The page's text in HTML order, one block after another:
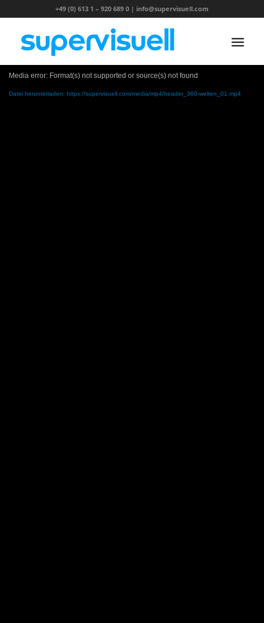
+49 (0) 613 1 – 920 689 0| info@supervisuell.com
Media error: Format(s) not supported or source(s) not found
Datei herunterladen: https://supervisuell.com/media/mp4/header_360-welten_01.mp4